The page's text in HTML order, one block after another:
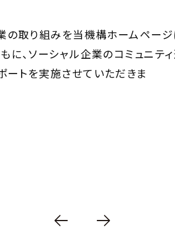
の取り組みを当機構ホームペー
に、ソーシャル企業のコミュニテ
ートを実施させていただきま